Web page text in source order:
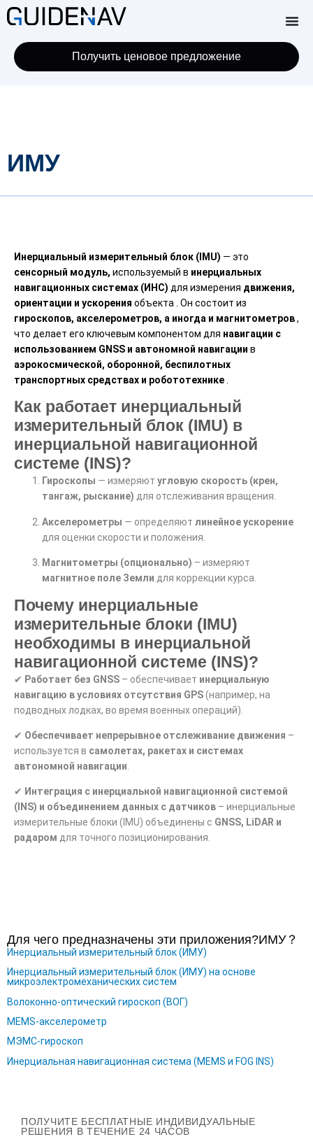
Получить ценовое предложение
ИМУ
Инерциальный измерительный блок (IMU) — это
сенсорный модуль, используемый в инерциальных
навигационных системах (ИНС) для измерения движения,
ориентации и ускорения объекта . Он состоит из
гироскопов, акселерометров, а иногда и магнитометров,
что делает его ключевым компонентом для навигации с
использованием GNSS и автономной навигации в
аэрокосмической, оборонной, беспилотных
транспортных средствах и робототехнике
Как работает инерциальный
измерительный блок (IMU) в
инерциальной навигационной
системе (INS)?
Гироскопы — измеряют угловую скорость (крен,
тангаж, рыскание) для отслеживания вращения.
Акселерометры — определяют линейное ускорение
для оценки скорости и положения.
Магнитометры (опционально) – измеряют
магнитное поле Земли для коррекции курса.
Почему инерциальные
измерительные блоки (IMU)
необходимы в инерциальной
навигационной системе (INS)?
✔ Работает без GNSS – обеспечивает инерциальную
навигацию в условиях отсутствия GPS(например, на
подводных лодках, во время военных операций).
✔ Обеспечивает непрерывное отслеживание движения –
используется в самолетах, ракетах и ​​системах
автономной навигации
✔ Интеграция с инерциальной навигационной системой
(INS) и объединением данных с датчиков – инерциальные
измерительные блоки (IMU) объединены с GNSS, LiDAR и
радаром для точного позиционирования.
Для чего предназначены эти приложения?ИМУ？
Инерциальный измерительный блок (ИМУ)
Инерциальный измерительный блок (ИМУ) на основе
микроэлектромеханических систем
Волоконно-оптический гироскоп (ВОГ)
MEMS-акселерометр
МЭМС-гироскоп
Инерциальная навигационная система (MEMS и FOG INS)
ПОЛУЧИТЕ БЕСПЛАТНЫЕ ИНДИВИДУАЛЬНЫЕ
РЕШЕНИЯ В ТЕЧЕНИЕ 24 ЧАСОВ